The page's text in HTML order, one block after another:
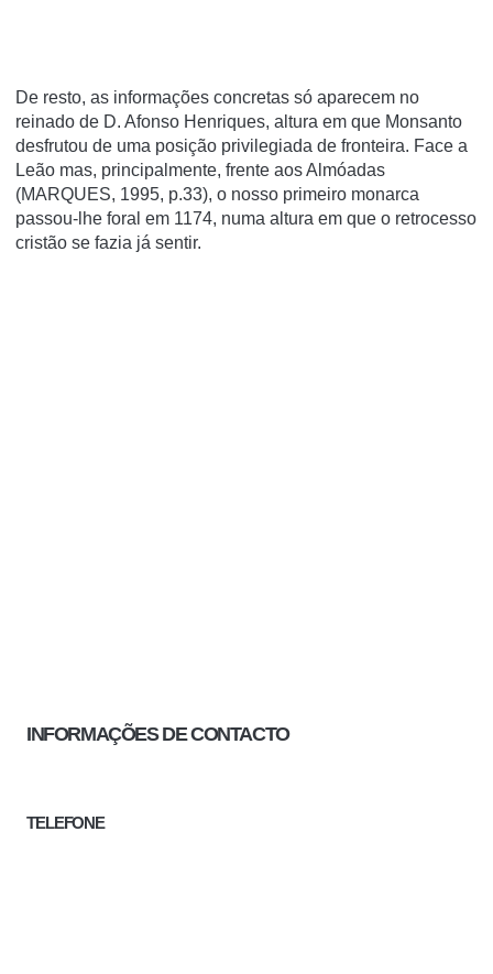
De resto, as informações concretas só aparecem no
reinado de D. Afonso Henriques, altura em que Monsanto
desfrutou de uma posição privilegiada de fronteira. Face a
Leão mas, principalmente, frente aos Almóadas
(MARQUES, 1995, p.33), o nosso primeiro monarca
passou-lhe foral em 1174, numa altura em que o retrocesso
cristão se fazia já sentir.
INFORMAÇÕES DE CONTACTO
TELEFONE